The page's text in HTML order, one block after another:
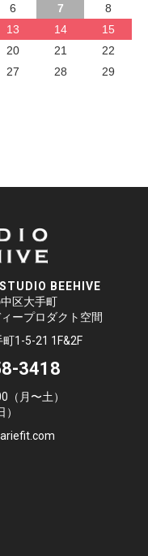
6 7
8
13 14
15
20 21
22
27 28
29
BEEHIVE
区大手町
ープロダクト空間
1-5-21 1F&2F
3418
（月〜土）